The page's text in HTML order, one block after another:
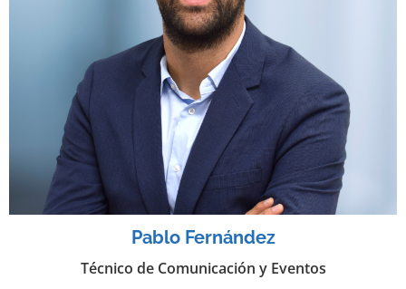
Pablo Fernández
Técnico de Comunicación y Eventos